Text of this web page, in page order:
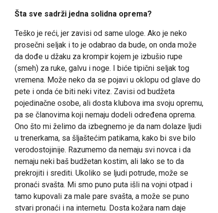
Šta sve sadrži jedna solidna oprema?
Teško je reći, jer zavisi od same uloge. Ako je neko
prosečni seljak i to je odabrao da bude, on onda može
da dođe u džaku za krompir kojem je izbušio rupe
(smeh) za ruke, galvu i noge. I biće tipični seljak tog
vremena. Može neko da se pojavi u oklopu od glave do
pete i onda će biti neki vitez. Zavisi od budžeta
pojedinačne osobe, ali dosta klubova ima svoju opremu,
pa se članovima koji nemaju dodeli određena oprema.
Ono što mi želimo da izbegnemo je da nam dolaze ljudi
u trenerkama, sa šljaštećim patikama, kako bi sve bilo
verodostojinije. Razumemo da nemaju svi novca i da
nemaju neki baš budžetan kostim, ali lako se to da
prekrojiti i srediti. Ukoliko se ljudi potrude, može se
pronaći svašta. Mi smo puno puta išli na vojni otpad i
tamo kupovali za male pare svašta, a može se puno
stvari pronaći i na internetu. Dosta kožara nam daje